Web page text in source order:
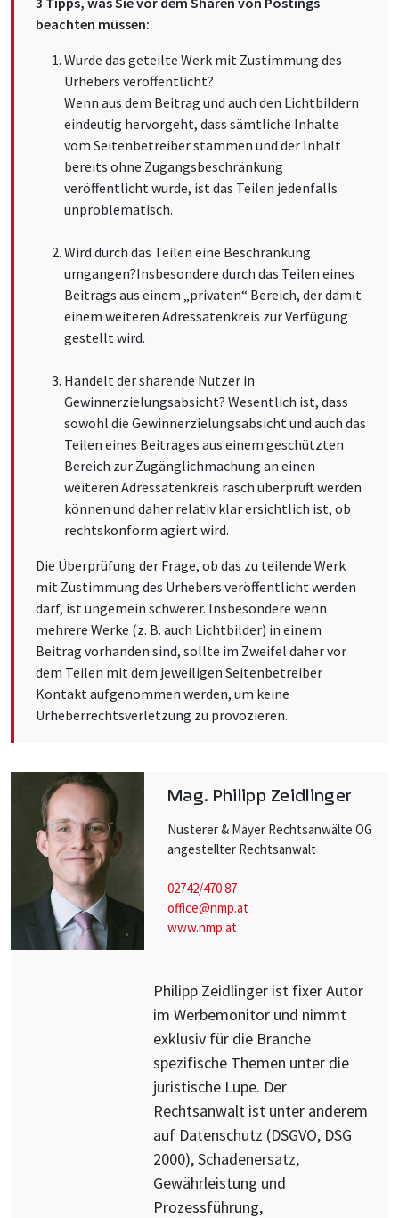
beachten müssen:
Wurde das geteilte Werk mit Zustimmung des
Urhebers veröffentlicht?
Wenn aus dem Beitrag und auch den Lichtbildern
eindeutig hervorgeht, dass sämtliche Inhalte
vom Seitenbetreiber stammen und der Inhalt
bereits ohne Zugangsbeschränkung
veröffentlicht wurde, ist das Teilen jedenfalls
unproblematisch.
Wird durch das Teilen eine Beschränkung
umgangen?Insbesondere durch das Teilen eines
Beitrags aus einem „privaten“ Bereich, der damit
einem weiteren Adressatenkreis zur Verfügung
gestellt wird.
Handelt der sharende Nutzer in
Gewinnerzielungsabsicht? Wesentlich ist, dass
sowohl die Gewinnerzielungsabsicht und auch das
Teilen eines Beitrages aus einem geschützten
Bereich zur Zugänglichmachung an einen
weiteren Adressatenkreis rasch überprüft werden
können und daher relativ klar ersichtlich ist, ob
rechtskonform agiert wird.
Die Überprüfung der Frage, ob das zu teilende Werk
mit Zustimmung des Urhebers veröffentlicht werden
darf, ist ungemein schwerer. Insbesondere wenn
mehrere Werke (z. B. auch Lichtbilder) in einem
Beitrag vorhanden sind, sollte im Zweifel daher vor
dem Teilen mit dem jeweiligen Seitenbetreiber
Kontakt aufgenommen werden, um keine
Urheberrechtsverletzung zu provozieren.
Mag. Philipp Zeidlinger
Nusterer & Mayer Rechtsanwälte OG
angestellter Rechtsanwalt
02742/470 87
office@nmp.at
www.nmp.at
Philipp Zeidlinger ist fixer Autor
im Werbemonitor und nimmt
exklusiv für die Branche
spezifische Themen unter die
juristische Lupe. Der
Rechtsanwalt ist unter anderem
auf Datenschutz (DSGVO, DSG
2000), Schadenersatz,
Gewährleistung und
Prozessführung,